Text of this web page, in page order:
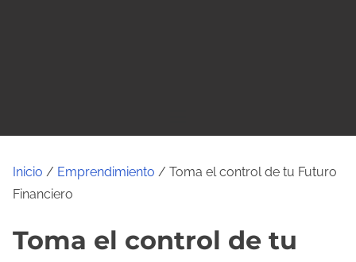
Inicio / Emprendimiento / Toma el control de tu Futuro
Financiero
Toma el control de tu